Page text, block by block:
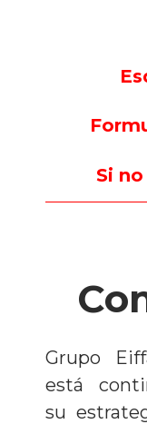
Si
Grupo
está
su